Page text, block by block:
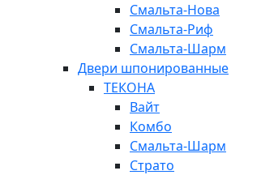
Смальта-Нова
Смальта-Риф
Смальта-Шарм
Двери шпонированные
ТЕКОНА
Вайт
Комбо
Смальта-Шарм
Страто